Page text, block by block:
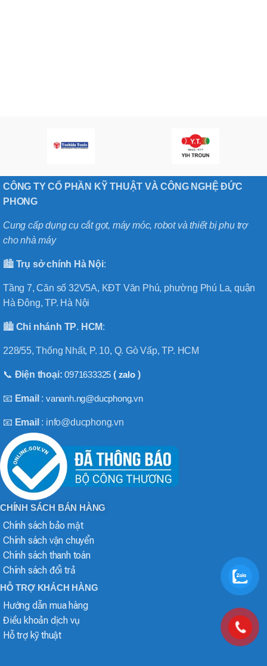
CÔNG TY CỔ PHẦN KỸ THUẬT VÀ CÔNG NGHỆ ĐỨC
PHONG
Cung cấp dụng cụ cắt gọt, máy móc, robot và thiết bị phụ trợ
cho nhà máy
🏙️ Trụ sở chính Hà Nội:
Tầng 7, Căn số 32V5A, KĐT Văn Phú, phường Phú La, quận
Hà Đông, TP. Hà Nội
🏙️ Chi nhánh TP. HCM:
228/55, Thống Nhất, P. 10, Q. Gò Vấp, TP. HCM
📞 Điện thoại:0971633325 ( zalo)
📧 Email :vananh.ng@ducphong.vn
📧 Email : info@ducphong.vn
CHÍNH SÁCH BÁN HÀNG
Chính sách bảo mật
Chính sách vận chuyển
Chính sách thanh toán
Chính sách đổi trả
HỖ TRỢ KHÁCH HÀNG
Hướng dẫn mua hàng
Điều khoản dịch vụ
Hỗ trợ kỹ thuật